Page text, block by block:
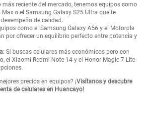
más reciente del mercado, tenemos equipos como
o el Samsung Galaxy S25 Ultra que te
de calidad.
como el Samsung Galaxy A56 y el Motorola
por ofrecer un equilibrio perfecto entre potencia y
: Si buscas celulares más económicos pero con
el Xiaomi Redmi Note 14 y el Honor Magic 7 Lite
precios en equipos? ¡Visítanos y descubre
de celulares en Huancayo!